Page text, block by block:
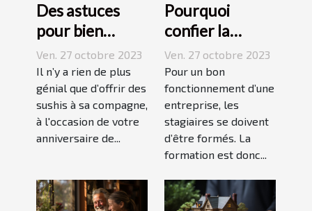
Des astuces
pour bien
réussir ses
sushis !
Ven. 27 octobre 2023
Il n’y a rien de plus
génial que d’offrir des
sushis à sa compagne,
à l'occasion de votre
anniversaire de...
Pourquoi
confier la
formation de
ses stagiaires à
JP2A-Génèse ?
Ven. 27 octobre 2023
Pour un bon
fonctionnement d’une
entreprise, les
stagiaires se doivent
d’être formés. La
formation est donc...